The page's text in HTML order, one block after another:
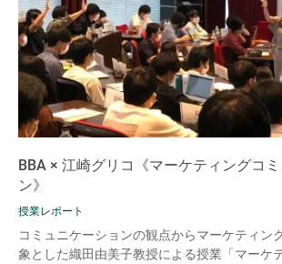
BBA × 江崎グリコ《マーケティングコ
ン》
授業レポート
コミュニケーションの観点からマーケティン
象とした織田由美子教授による授業「マーケ